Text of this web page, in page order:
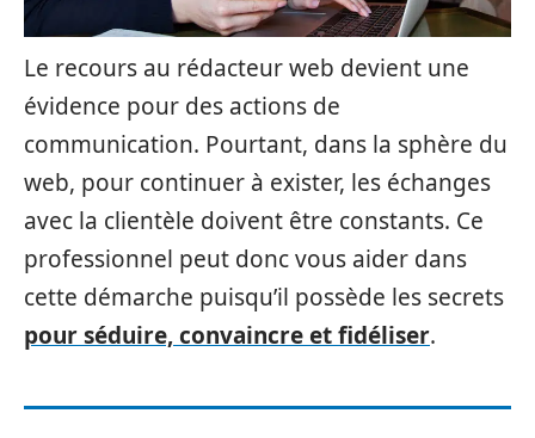
Le recours au rédacteur web devient une
évidence pour des actions de
communication. Pourtant, dans la sphère du
web, pour continuer à exister, les échanges
avec la clientèle doivent être constants. Ce
professionnel peut donc vous aider dans
cette démarche puisqu’il possède les secrets
pour séduire, convaincre et fidéliser.